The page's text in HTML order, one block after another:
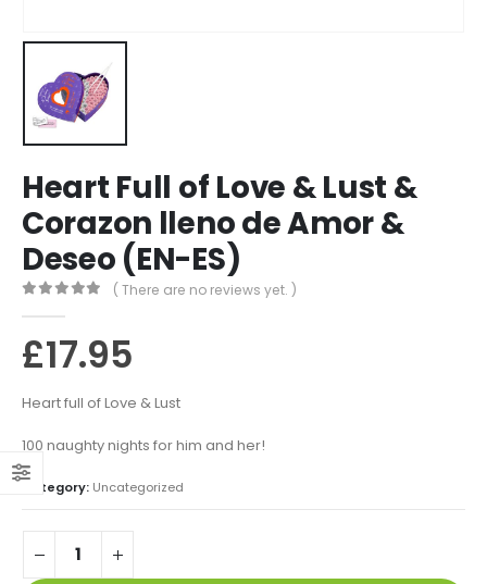
Heart Full of Love & Lust &
Corazon lleno de Amor &
Deseo (EN-ES)
( There are no reviews yet. )
£17.95
Heart full of Love & Lust
100 naughty nights for him and her!
Category: Uncategorized